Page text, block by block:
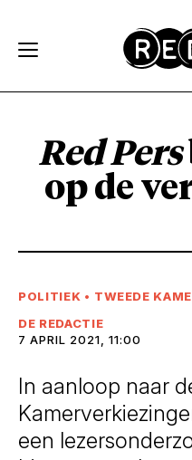
Red Pers
op de
POLITIEK • TWEEDE
DE REDACTIE
7 APRIL 2021, 11:00
In aanloop naar
een